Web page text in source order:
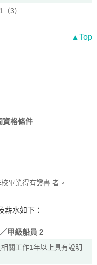
1（3）
▲Top
資格條件
畢業得有證書 者。
薪水如下：
甲級船員 2
關工作1年以上具有證明